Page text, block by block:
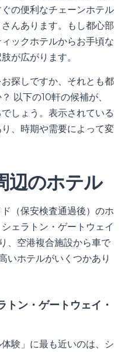
の便利なチェーンホテル
んあります。もし都心部
ックホテルからお手頃な
が広がります。
探しですか、それとも都
以下の10軒の候補が、
しょう。表示されている
、時期や需要によって変
辺のホテル
（保安検査通過後）のホ
ェラトン・ゲートウェイ
、空港複合施設から車で
いホテルがいくつかあり
トン・ゲートウェイ・
験」に最も近いのは、シ